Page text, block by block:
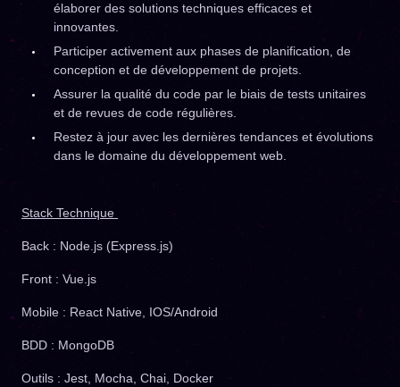
élaborer des solutions techniques efficaces et
innovantes.
Participer activement aux phases de planification, de
conception et de développement de projets.
Assurer la qualité du code par le biais de tests unitaires
et de revues de code régulières.
Restez à jour avec les dernières tendances et évolutions
dans le domaine du développement web.
Stack Technique
Back : Node.js (Express.js)
Front : Vue.js
Mobile : React Native, IOS/Android
BDD : MongoDB
Outils : Jest, Mocha, Chai, Docker